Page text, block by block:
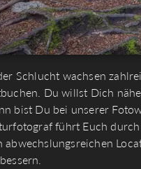
Schlucht wachsen
Du willst Dich
bist Du bei unserer
führt Euch
abwechslungsreichen